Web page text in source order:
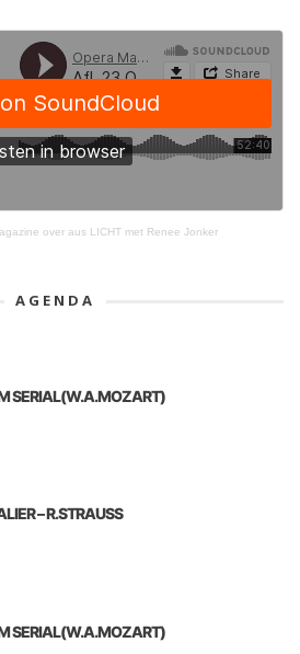
over aus LICHT met Renee Jonker
AGENDA
SERIAL(W.A.MOZART)
– R.STRAUSS
SERIAL(W.A.MOZART)